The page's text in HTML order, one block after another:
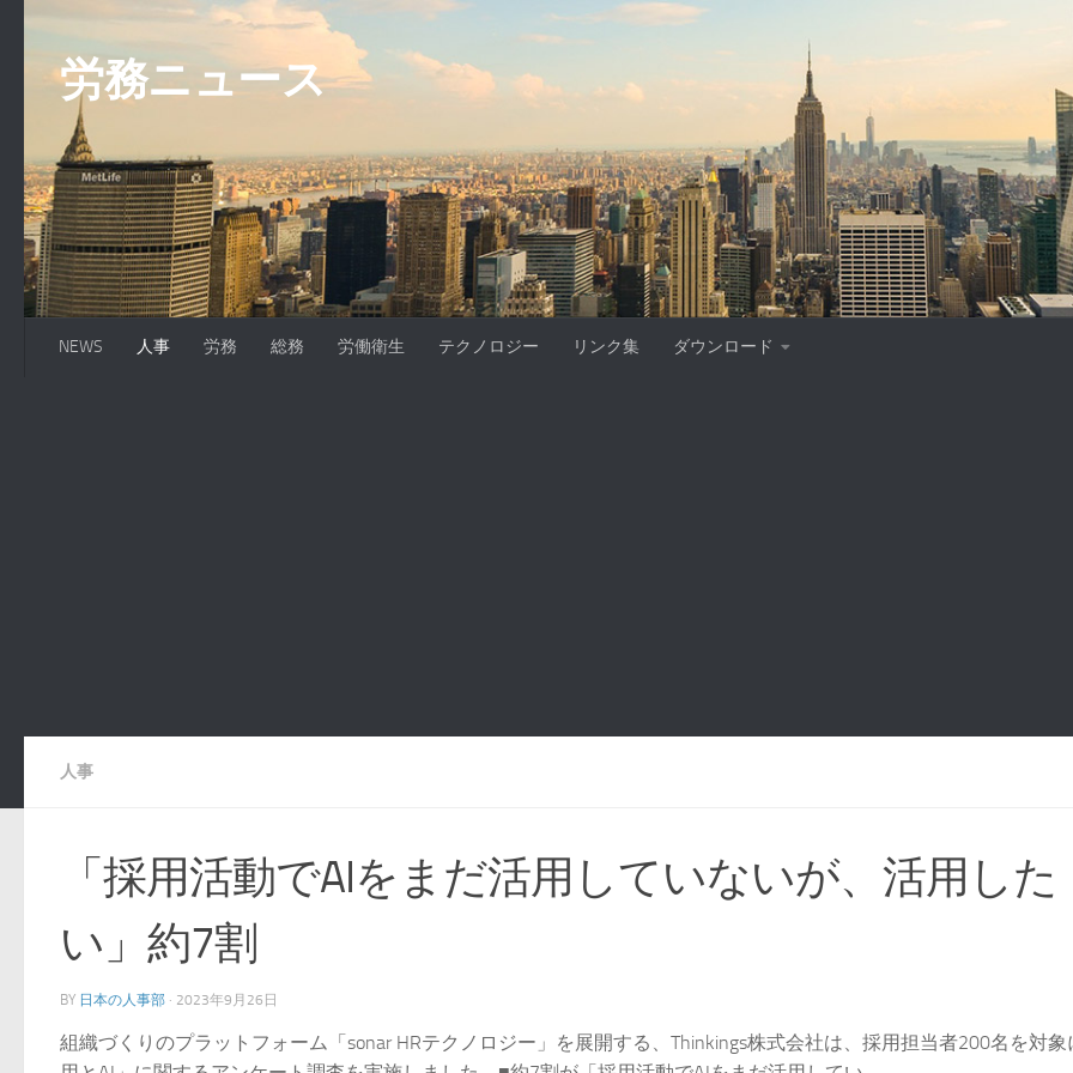
労務ニュース
NEWS 人事 労務 総務 労働衛生 テクノロジー リンク集 ダウンロード
人事
「採用活動でAIをまだ活用していないが、活用した
い」約7割
BY 日本の人事部 · 2023年9月26日
組織づくりのプラットフォーム「sonar HRテクノロジー」を展開する、Thinkings株式会社は、採用担当者200名を対象